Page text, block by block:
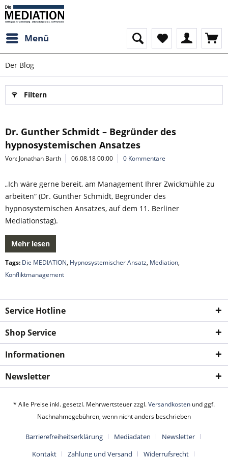
Menü
Der Blog
Filtern
Dr. Gunther Schmidt – Begründer des
hypnosystemischen Ansatzes
Von: Jonathan Barth 06.08.18 00:00 0 Kommentare
„Ich wäre gerne bereit, am Management Ihrer Zwickmühle zu
arbeiten“ (Dr. Gunther Schmidt, Begründer des
hypnosystemischen Ansatzes, auf dem 11. Berliner
Mediationstag).
Mehr lesen
Tags: Die MEDIATION, Hypnosystemischer Ansatz, Mediation,
Konfliktmanagement
Service Hotline
Shop Service
Informationen
Newsletter
* Alle Preise inkl. gesetzl. Mehrwertsteuer zzgl.Versandkosten und ggf.
Nachnahmegebühren, wenn nicht anders beschrieben
Barrierefreiheitserklärung Mediadaten
Newsletter
Kontakt
Zahlung und Versand Widerrufsrecht